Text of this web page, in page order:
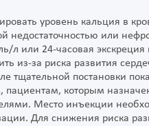
уровень кальция в
недостаточностью или
л или 24-часовая
из-за риска развития
тщательной постановки
пациентам, которым
Место инъекции
Для снижения риска